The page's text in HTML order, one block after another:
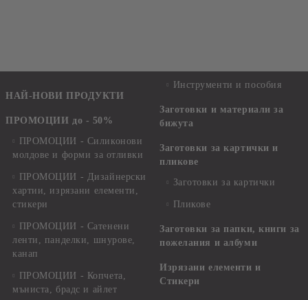
НАЙ-НОВИ ПРОДУКТИ
ПРОМОЦИИ до - 50%
ПРОМОЦИИ - Силиконови
молдове и форми за отливки
ПРОМОЦИИ - Дизайнерски
хартии, изрязани елементи,
стикери
ПРОМОЦИИ - Сатенени
ленти, панделки, шнурове,
канап
ПРОМОЦИИ - Копчета,
мъниста, брадс и айлет
Инструменти и пособия
Заготовки и материали за
бижута
Заготовки за картички и
пликове
Заготовки за картички
Пликове
Заготовки за папки, книги за
пожелания и албуми
Изрязани елементи и
Стикери